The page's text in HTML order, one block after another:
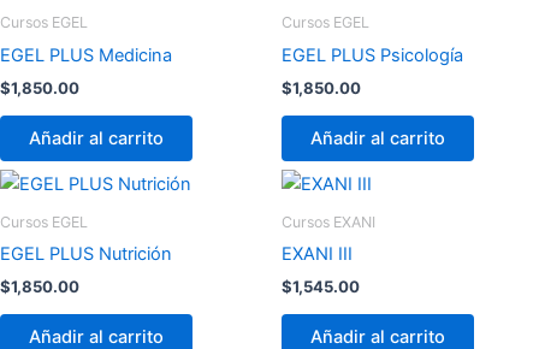
Cursos EGEL
EGEL PLUS Medicina
$1,850.00
Añadir al carrito
Cursos EGEL
EGEL PLUS Psicología
$1,850.00
Añadir al carrito
Cursos EGEL
EGEL PLUS Nutrición
$1,850.00
Añadir al carrito
Cursos EXANI
EXANI III
$1,545.00
Añadir al carrito